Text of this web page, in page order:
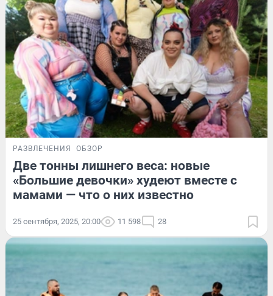
РАЗВЛЕЧЕНИЯ ОБЗОР
Две тонны лишнего веса: новые
«Большие девочки» худеют вместе с
мамами — что о них известно
25 сентября, 2025, 20:00 11 598 28